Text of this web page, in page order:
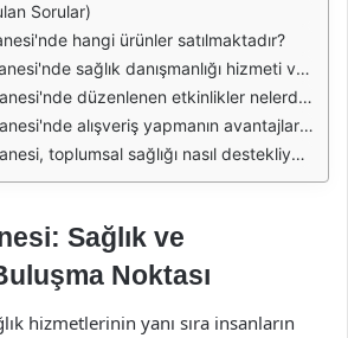
Sorular)
hangi ürünler satılmaktadır?
sağlık danışmanlığı hizmeti var mı?
düzenlenen etkinlikler nelerdir?
alışveriş yapmanın avantajları nelerdir?
toplumsal sağlığı nasıl destekliyor?
Sağlık ve
Noktası
hizmetlerinin yanı sıra insanların